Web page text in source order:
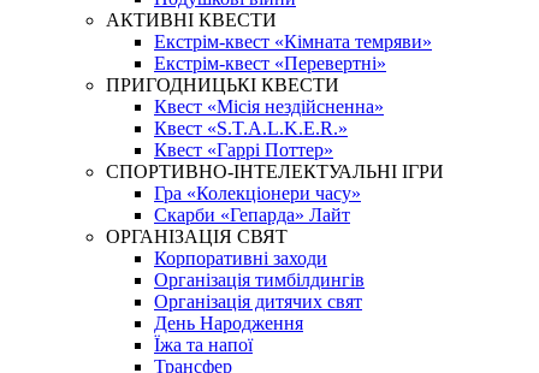
АКТИВНІ КВЕСТИ
Екстрім-квест «Кімната темряви»
Екстрім-квест «Перевертні»
ПРИГОДНИЦЬКІ КВЕСТИ
Квест «Місія нездійсненна»
Квест «S.T.A.L.K.E.R.»
Квест «Гаррі Поттер»
СПОРТИВНО-ІНТЕЛЕКТУАЛЬНІ ІГРИ
Гра «Колекціонери часу»
Скарби «Гепарда» Лайт
ОРГАНІЗАЦІЯ СВЯТ
Корпоративні заходи
Організація тимбілдингів
Організація дитячих свят
День Народження
Їжа та напої
Трансфер